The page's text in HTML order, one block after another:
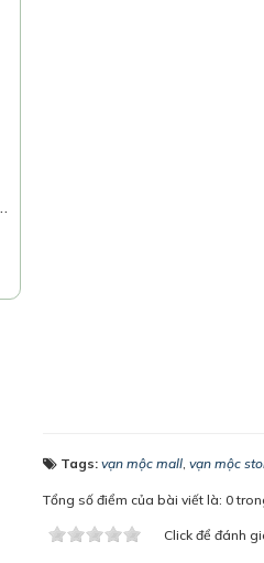
Tags: vạn mộc mall, vạn mộc
Tổng số điểm của bài viết là: 0
Click để đánh